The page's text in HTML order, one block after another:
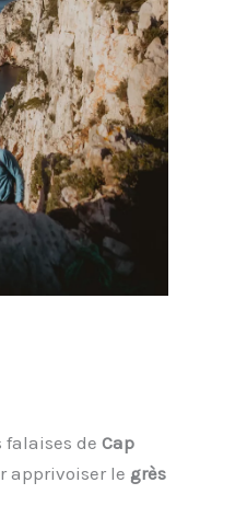
de Cap
apprivoiser le grès